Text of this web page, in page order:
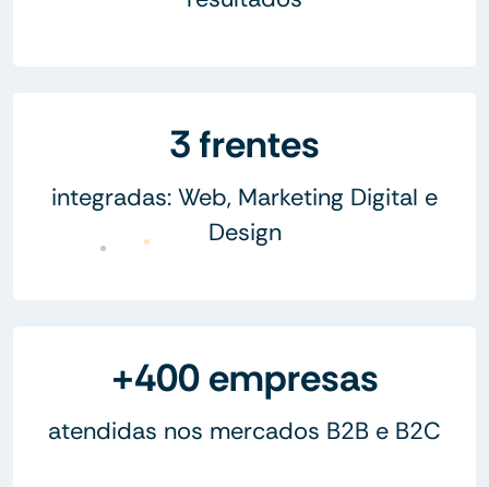
3 frentes
integradas: Web, Marketing Digital e
Design
+400 empresas
atendidas nos mercados B2B e B2C